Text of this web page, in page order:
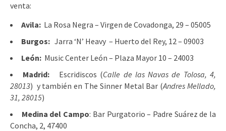
venta:
Avila: La Rosa Negra – Virgen de Covadonga, 29 – 05005
Burgos: Jarra ‘N’ Heavy – Huerto del Rey, 12 – 09003
León: Music Center León – Plaza Mayor 10 – 24003
Madrid: Escridiscos (Calle de las Navas de Tolosa, 4,
28013) y también en The Sinner Metal Bar (Andres Mellado,
31, 28015)
Medina del Campo: Bar Purgatorio – Padre Suárez de la
Concha, 2, 47400